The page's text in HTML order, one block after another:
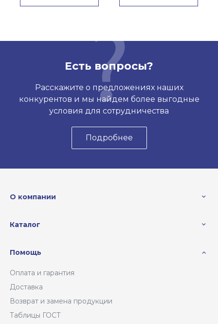
Есть вопросы?
Расскажите о предложениях наших
конкурентов и мы найдем более выгодные
условия для сотрудничества
Подробнее
О компании
Каталог
Помощь
Оплата и гарантия
Доставка
Возврат и замена продукции
Таблицы ГОСТ